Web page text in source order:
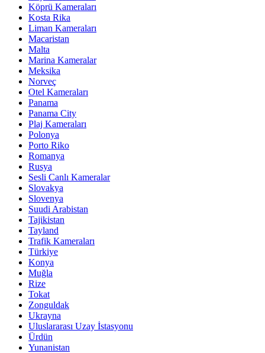
Köprü Kameraları
Kosta Rika
Liman Kameraları
Macaristan
Malta
Marina Kameralar
Meksika
Norveç
Otel Kameraları
Panama
Panama City
Plaj Kameraları
Polonya
Porto Riko
Romanya
Rusya
Sesli Canlı Kameralar
Slovakya
Slovenya
Suudi Arabistan
Tajikistan
Tayland
Trafik Kameraları
Türkiye
Konya
Muğla
Rize
Tokat
Zonguldak
Ukrayna
Uluslararası Uzay İstasyonu
Ürdün
Yunanistan